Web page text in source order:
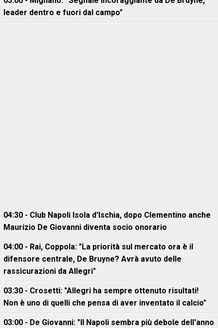
leader dentro e fuori dal campo"
04:30 - Club Napoli Isola d'Ischia, dopo Clementino anche
Maurizio De Giovanni diventa socio onorario
04:00 - Rai, Coppola: "La priorità sul mercato ora è il
difensore centrale, De Bruyne? Avrà avuto delle
rassicurazioni da Allegri"
03:30 - Crosetti: "Allegri ha sempre ottenuto risultati!
Non è uno di quelli che pensa di aver inventato il calcio"
03:00 - De Giovanni: "Il Napoli sembra più debole dell'anno